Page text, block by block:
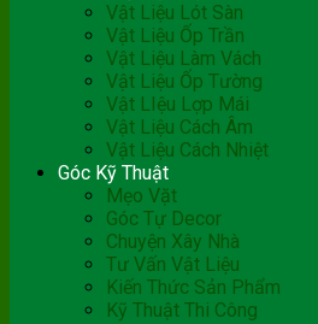
Vật Liệu Lót Sàn
Vật Liệu Ốp Trần
Vật Liệu Làm Vách
Vật Liệu Ốp Tường
Vật LIệu Lợp Mái
Vật Liệu Cách Âm
Vật Liệu Cách Nhiệt
Góc Kỹ Thuật
Mẹo Vặt
Góc Tự Decor
Chuyện Xây Nhà
Tư Vấn Vật Liệu
Kiến Thức Sản Phẩm
Kỹ Thuật Thi Công